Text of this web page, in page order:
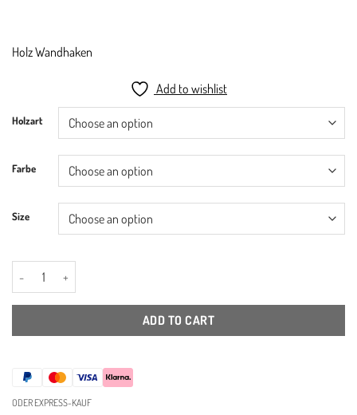
Holz Wandhaken
Add to wishlist
Holzart
Farbe
Size
WH.1 - Holz Wandhaken - Wall Hook - XL Wandhaken - XL Wall Hook -
ADD TO CART
ODER EXPRESS-KAUF